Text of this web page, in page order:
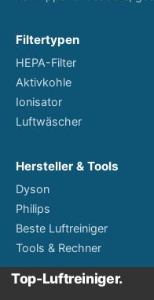
Filtertypen
HEPA-Filter
Aktivkohle
Ionisator
Luftwäscher
Hersteller & Tools
Dyson
Philips
Beste Luftreiniger
Tools & Rechner